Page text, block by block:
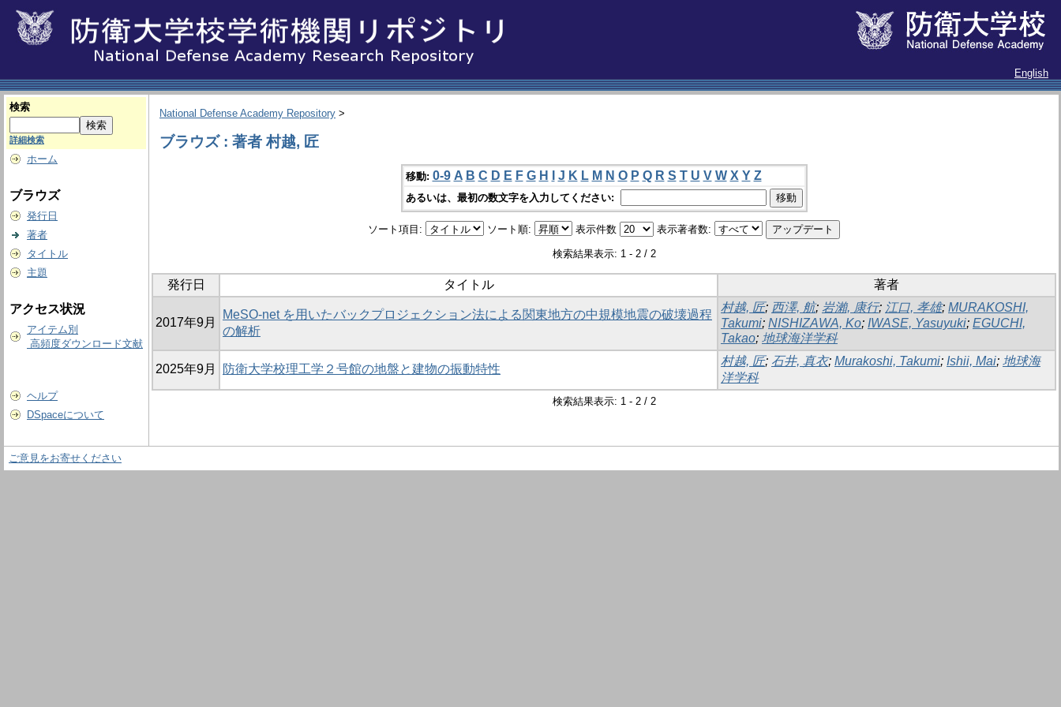
English
検索
詳細検索
ホーム
ブラウズ
発行日
著者
タイトル
主題
アクセス状況
アイテム別
高頻度ダウンロード文献
ヘルプ
DSpaceについて
National Defense Academy Repository >
ブラウズ : 著者 村越, 匠
移動: 0-9 A B C D E F G H J K L M N O P Q R S T U V W X Y Z
あるいは、最初の数文字を入力してください:
ソート項目: ソート順: 表示件数 表示著者数:
検索結果表示: 1 - 2 / 2
発行日 タイトル 著者
2017年9月
MeSO-net を用いたバックプロジェクション法による関東地方の中規模地震の破壊過程
の解析
村越, 匠; 西澤, 航; 岩瀨, 康行; 江口, 孝雄; MURAKOSHI,
Takumi; NISHIZAWA, Ko; IWASE, Yasuyuki; EGUCHI,
Takao; 地球海洋学科
2025年9月 防衛大学校理工学２号館の地盤と建物の振動特性
村越, 匠; 石井, 真衣; Murakoshi, Takumi; Ishii, Mai; 地球海
洋学科
検索結果表示: 1 - 2 / 2
ご意見をお寄せください